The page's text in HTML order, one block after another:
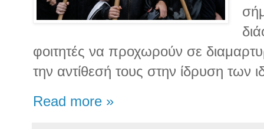
φοιτητές να προχωρούν σε
την αντίθεσή τους στην ίδρυση των
Read more »